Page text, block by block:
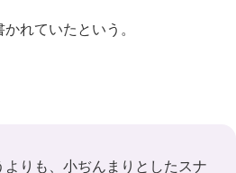
れていたという。
よりも、小ぢんまりとしたスナ